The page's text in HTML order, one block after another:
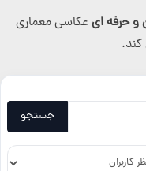
و حرفه ایعکاسی معماری
جستجو